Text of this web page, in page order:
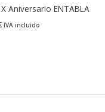
Aniversario ENTABLA
IVA incluido